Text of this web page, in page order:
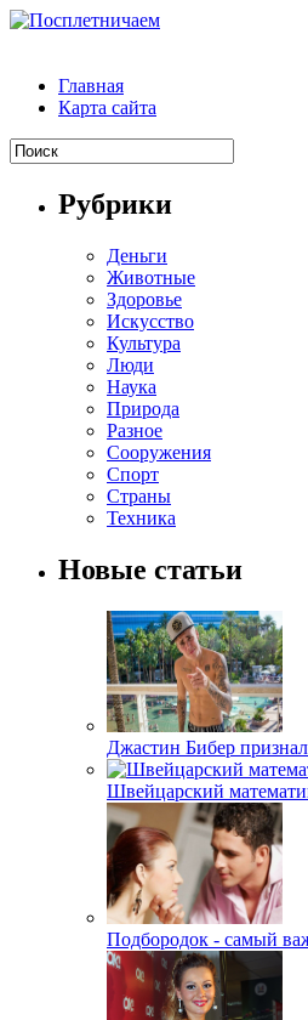
Главная
Карта сайта
Рубрики
Деньги
Животные
Здоровье
Искусство
Культура
Люди
Наука
Природа
Разное
Сооружения
Спорт
Страны
Техника
Новые статьи
Джастин Бибер
Швейцарский
Подбородок - самый